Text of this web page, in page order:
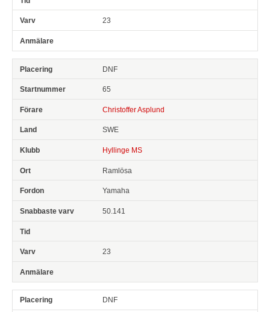
23
DNF
65
Christoffer Asplund
SWE
Hyllinge MS
Ramlösa
Yamaha
50.141
23
DNF